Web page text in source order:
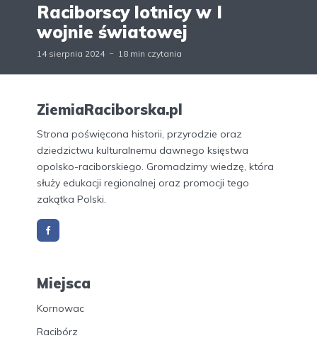
Raciborscy lotnicy w I
wojnie światowej
14 sierpnia 2024 18 min czytania
ZiemiaRaciborska.pl
Strona poświęcona historii, przyrodzie oraz
dziedzictwu kulturalnemu dawnego księstwa
opolsko-raciborskiego. Gromadzimy wiedzę, która
służy edukacji regionalnej oraz promocji tego
zakątka Polski.
Miejsca
Kornowac
Racibórz